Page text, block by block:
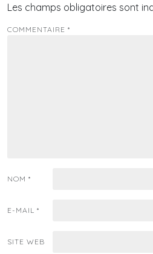
Les champs obligatoires sont
COMMENTAIRE *
NOM *
E-MAIL *
SITE WEB